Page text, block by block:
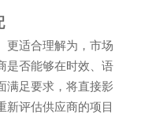
更适合理解为，市场
是否能够在时效、语
满足要求，将直接影
新评估供应商的项目